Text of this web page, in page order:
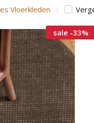
Vloerkleden
sale -33%